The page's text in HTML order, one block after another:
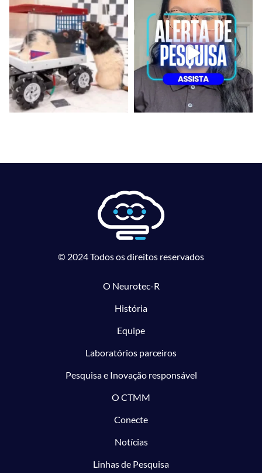
© 2024 Todos os direitos reservados
O Neurotec-R
História
Equipe
Laboratórios parceiros
Pesquisa e Inovação responsável
O CTMM
Conecte
Notícias
Linhas de Pesquisa